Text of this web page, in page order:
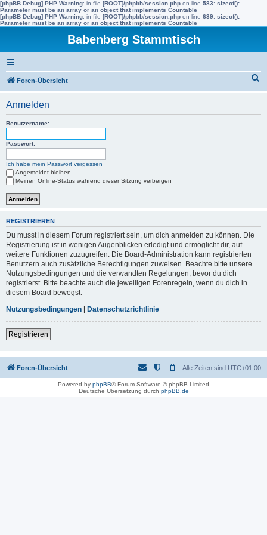
[phpBB Debug] PHP Warning: in file [ROOT]/phpbb/session.php on line 583: sizeof():
Parameter must be an array or an object that implements Countable
[phpBB Debug] PHP Warning: in file [ROOT]/phpbb/session.php on line 639: sizeof():
Parameter must be an array or an object that implements Countable
Babenberg Stammtisch
Foren-Übersicht
Anmelden
Benutzername:
Passwort:
Ich habe mein Passwort vergessen
Angemeldet bleiben
Meinen Online-Status während dieser Sitzung verbergen
REGISTRIEREN
Du musst in diesem Forum registriert sein, um dich anmelden zu können. Die
Registrierung ist in wenigen Augenblicken erledigt und ermöglicht dir, auf
weitere Funktionen zuzugreifen. Die Board-Administration kann registrierten
Benutzern auch zusätzliche Berechtigungen zuweisen. Beachte bitte unsere
Nutzungsbedingungen und die verwandten Regelungen, bevor du dich
registrierst. Bitte beachte auch die jeweiligen Forenregeln, wenn du dich in
diesem Board bewegst.
Nutzungsbedingungen | Datenschutzrichtlinie
Registrieren
Foren-Übersicht Alle Zeiten sind UTC+01:00
Powered by phpBB® Forum Software © phpBB Limited
Deutsche Übersetzung durch phpBB.de